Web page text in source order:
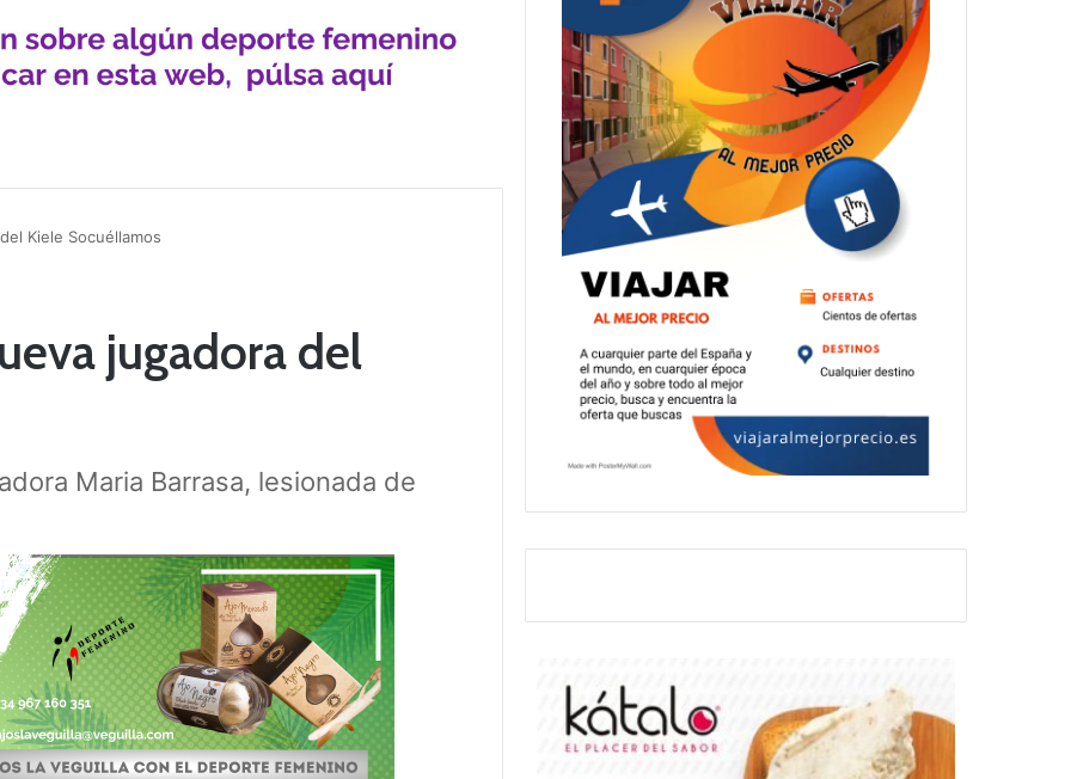
Kiele Socuéllamos
jugadora del
Maria Barrasa, lesionada de